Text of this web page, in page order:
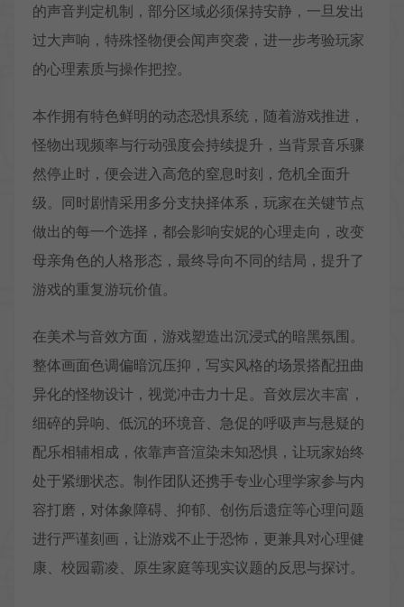
的声音判定机制，部分区域必须保持安静，一旦发出
过大声响，特殊怪物便会闻声突袭，进一步考验玩家
的心理素质与操作把控。
本作拥有特色鲜明的动态恐惧系统，随着游戏推进，
怪物出现频率与行动强度会持续提升，当背景音乐骤
然停止时，便会进入高危的窒息时刻，危机全面升
级。同时剧情采用多分支抉择体系，玩家在关键节点
做出的每一个选择，都会影响安妮的心理走向，改变
母亲角色的人格形态，最终导向不同的结局，提升了
游戏的重复游玩价值。
在美术与音效方面，游戏塑造出沉浸式的暗黑氛围。
整体画面色调偏暗沉压抑，写实风格的场景搭配扭曲
异化的怪物设计，视觉冲击力十足。音效层次丰富，
细碎的异响、低沉的环境音、急促的呼吸声与悬疑的
配乐相辅相成，依靠声音渲染未知恐惧，让玩家始终
处于紧绷状态。制作团队还携手专业心理学家参与内
容打磨，对体象障碍、抑郁、创伤后遗症等心理问题
进行严谨刻画，让游戏不止于恐怖，更兼具对心理健
康、校园霸凌、原生家庭等现实议题的反思与探讨。